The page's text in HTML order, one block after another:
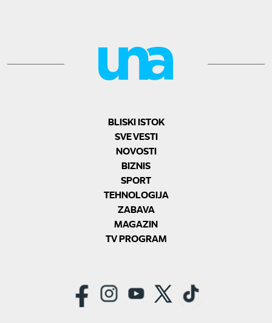
BLISKI ISTOK
SVE VESTI
NOVOSTI
BIZNIS
SPORT
TEHNOLOGIJA
ZABAVA
MAGAZIN
TV PROGRAM